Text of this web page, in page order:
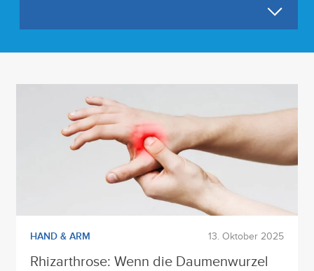
HAND & ARM 13. Oktober 2025
Rhizarthrose: Wenn die Daumenwurzel